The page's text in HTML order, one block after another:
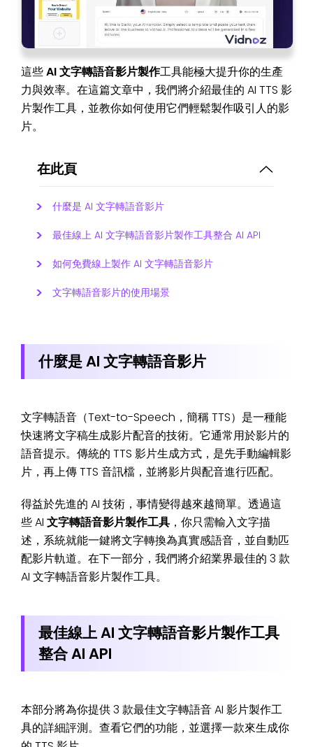
這些AI 文字轉語音影片製作工具能極大提升你的生產
力與效率。在這篇文章中，我們將介紹最佳的 AI TTS 影
片製作工具，並教你如何使用它們輕鬆製作吸引人的影
片。
在此頁
什麼是 AI 文字轉語音影片
最佳線上 AI 文字轉語音影片製作工具整合 AI API
如何免費線上製作 AI 文字轉語音影片
文字轉語音影片的使用場景
什麼是 AI 文字轉語音影片
文字轉語音（Text-to-Speech，簡稱 TTS）是一種能
快速將文字稿生成影片配音的技術。它通常用於影片的
語音提示。傳統的 TTS 影片生成方式，是先手動編輯影
片，再上傳 TTS 音訊檔，並將影片與配音進行匹配。
得益於先進的 AI 技術，事情變得越來越簡單。透過這
些 AI 文字轉語音影片製作工具 ，你只需輸入文字描
述，系統就能一鍵將文字轉換為真實感語音，並自動匹
配影片軌道。在下一部分，我們將介紹業界最佳的 3 款
AI 文字轉語音影片製作工具。
最佳線上 AI 文字轉語音影片製作工具
整合 AI API
本部分將為你提供 3 款最佳文字轉語音 AI 影片製作工
具的詳細評測。查看它們的功能，並選擇一款來生成你